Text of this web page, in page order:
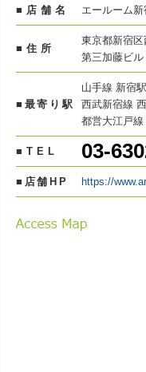
■店舗名 エールーム新
■住所
東京都新宿
第三加藤ビル
■最寄り駅
山手線 新宿
西武新宿線
都営大江戸
■TEL 03-
■店舗HP https://